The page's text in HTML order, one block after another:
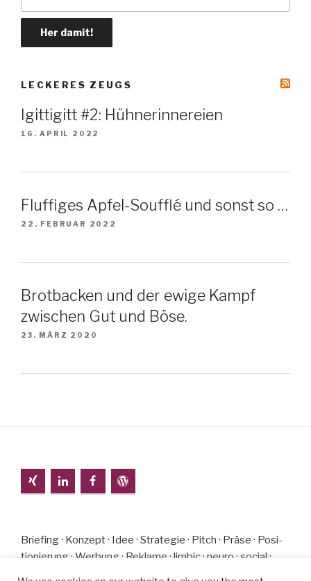
LE­CKE­RES ZEUGS
Igittigitt #2: Hühnerinnereien
16. APRIL 2022
Fluffiges Apfel-Soufflé und sonst so …
22. FEBRUAR 2022
Brotbacken und der ewige Kampf
zwischen Gut und Böse.
23. MÄRZ 2020
Brie­fing · Kon­zept · Idee · Stra­te­gie · Pitch · Präse · Po­si­
tio­nie­rung · Wer­bung · Re­klame · lim­bic · neuro · so­cial ·